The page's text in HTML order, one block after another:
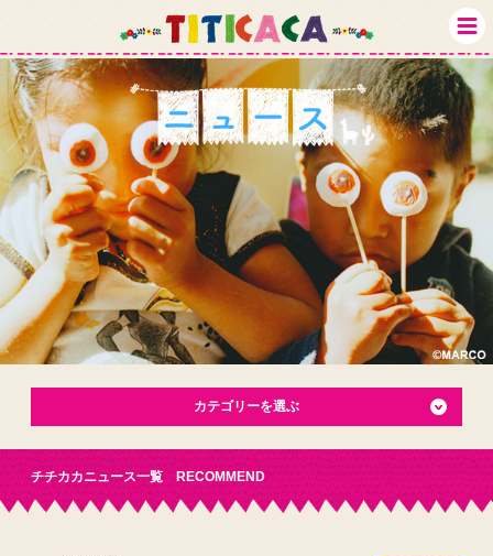
カテゴリーを選ぶ
チチカカニュース一覧 RECOMMEND